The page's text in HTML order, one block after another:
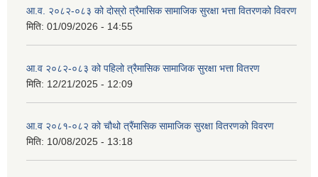
आ.व. २०८२-०८३ को दोस्रो त्रैमासिक सामाजिक सुरक्षा भत्ता वितरणको विवरण
मिति: 01/09/2026 - 14:55
आ.व २०८२-०८३ को पहिलो त्रैमासिक सामाजिक सुरक्षा भत्ता वितरण
मिति: 12/21/2025 - 12:09
आ.व २०८१-०८२ को चौथो त्रैंमासिक सामाजिक सुरक्षा वितरणको विवरण
मिति: 10/08/2025 - 13:18